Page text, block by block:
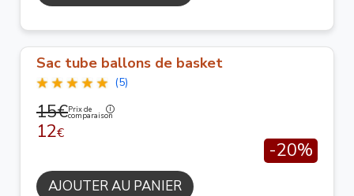
Sac tube ballons de basket
(5)
15€Prix de
comparaison
12€
-20%
AJOUTER AU PANIER